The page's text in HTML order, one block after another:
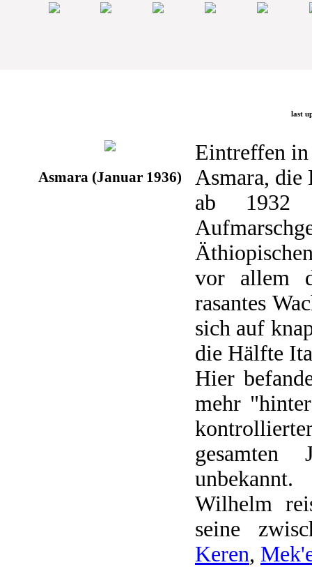
last
Asmara (Januar 1936)
Eintreffen in
Asmara, die
ab 1932
vor allem
rasantes
sich auf
die Hälfte
Hier
mehr
gesamten
unbekannt.
Wilhelm
seine
Keren,